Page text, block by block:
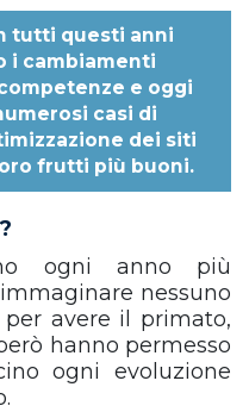
tutti questi anni
i cambiamenti
e oggi
casi di
dei siti
frutti più buoni.
ogni anno più
nessuno
avere il primato,
hanno permesso
ogni evoluzione